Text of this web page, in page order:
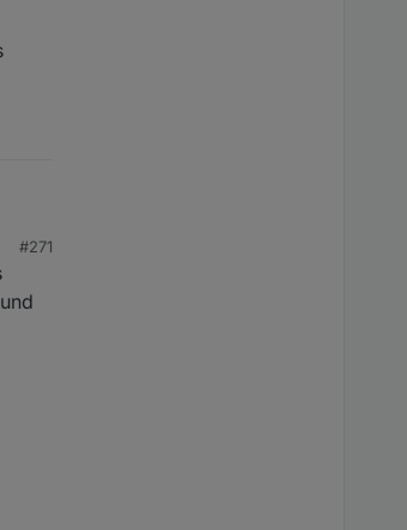
pid 5617
iobroker.km200, node:
#271